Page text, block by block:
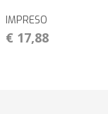
IMPRESO
€ 17,88